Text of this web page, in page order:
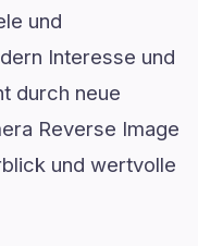
und
Interesse und
durch neue
Reverse Image
und wertvolle